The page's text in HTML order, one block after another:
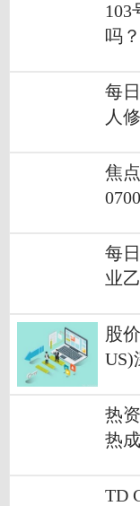
103
吗？
每
人
焦
每
业
股
US)
热
热
TD